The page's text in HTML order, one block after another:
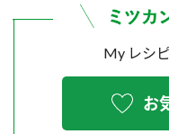
PIN印
千夜
スペシャルサイト
ZENB
お客様の声をいかしました
販売終了製品のご案内
My レシ
お